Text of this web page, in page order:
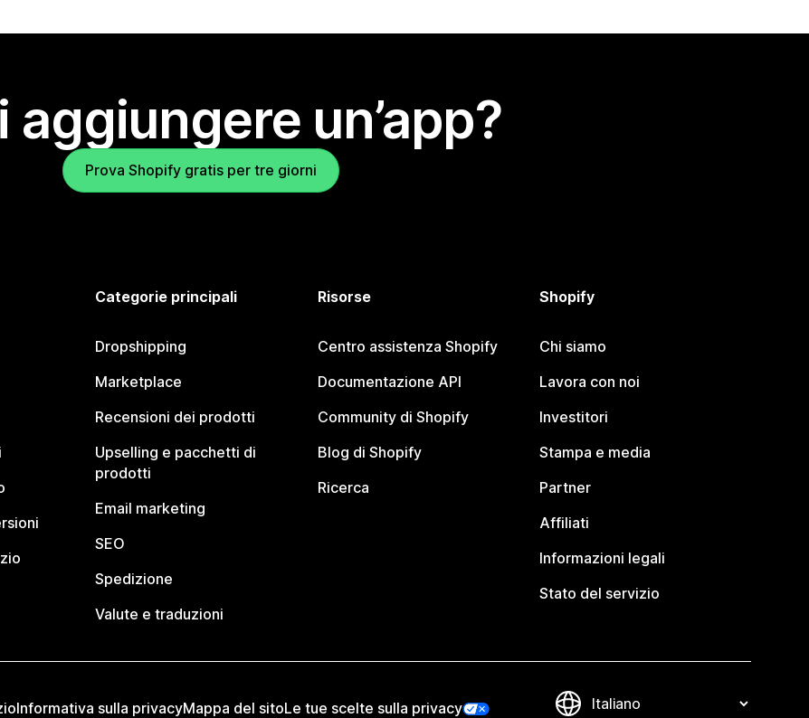
aggiungere un’app?
Prova Shopify gratis per tre giorni
Categorie principali
Dropshipping
Marketplace
Recensioni dei prodotti
Upselling e pacchetti di
prodotti
Email marketing
SEO
Spedizione
Valute e traduzioni
Risorse
Centro assistenza Shopify
Documentazione API
Community di Shopify
Blog di Shopify
Ricerca
Shopify
Chi siamo
Lavora con noi
Investitori
Stampa e media
Partner
Affiliati
Informazioni legali
Stato del servizio
Informativa sulla privacyMappa del sitoLe tue scelte sulla privacy